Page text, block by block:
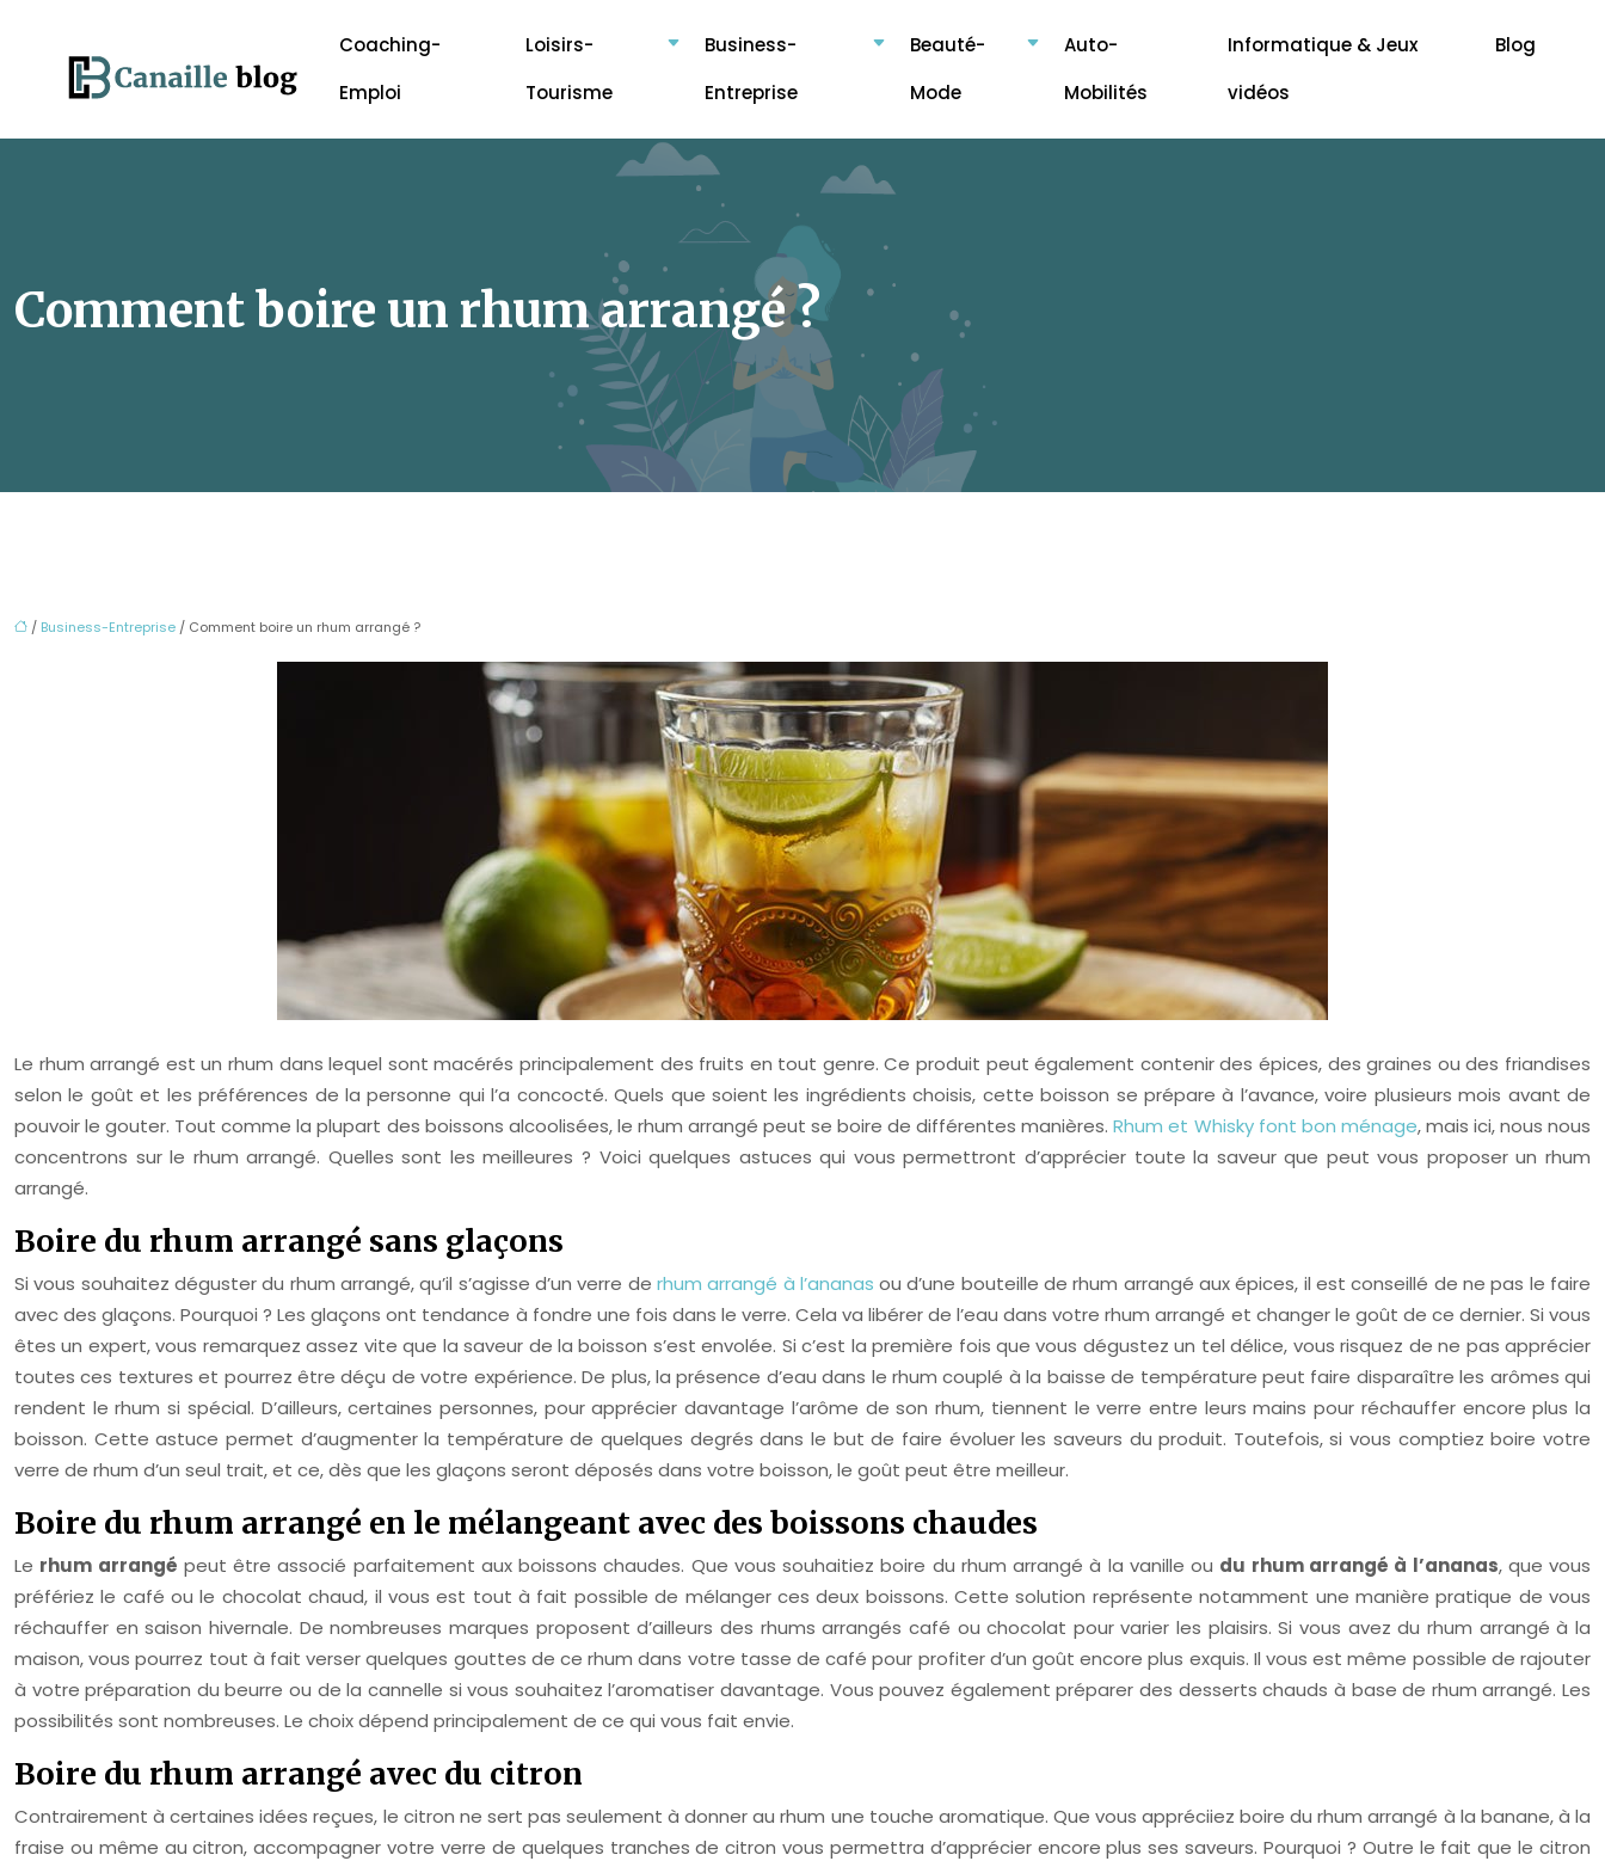
Coaching-
Emploi
Loisirs-
Tourisme
Business-
Entreprise
Beauté-
Mode
Auto-
Mobilités
Informatique & Jeux
vidéos
Blog
Comment boire un rhum arrangé ?
/ Business-Entreprise / Comment boire un rhum arrangé ?
Le rhum arrangé est un rhum dans lequel sont macérés principalement des fruits en tout genre. Ce produit peut également contenir des épices, des graines ou des friandises
selon le goût et les préférences de la personne qui l’a concocté. Quels que soient les ingrédients choisis, cette boisson se prépare à l’avance, voire plusieurs mois avant de
pouvoir le gouter. Tout comme la plupart des boissons alcoolisées, le rhum arrangé peut se boire de différentes manières.Rhum et Whisky font bon ménage, mais ici, nous nous
concentrons sur le rhum arrangé. Quelles sont les meilleures ? Voici quelques astuces qui vous permettront d’apprécier toute la saveur que peut vous proposer un rhum
arrangé.
Boire du rhum arrangé sans glaçons
Si vous souhaitez déguster du rhum arrangé, qu’il s’agisse d’un verre de rhum arrangé à l’ananas ou d’une bouteille de rhum arrangé aux épices, il est conseillé de ne pas le faire
avec des glaçons. Pourquoi ? Les glaçons ont tendance à fondre une fois dans le verre. Cela va libérer de l’eau dans votre rhum arrangé et changer le goût de ce dernier. Si vous
êtes un expert, vous remarquez assez vite que la saveur de la boisson s’est envolée. Si c’est la première fois que vous dégustez un tel délice, vous risquez de ne pas apprécier
toutes ces textures et pourrez être déçu de votre expérience. De plus, la présence d’eau dans le rhum couplé à la baisse de température peut faire disparaître les arômes qui
rendent le rhum si spécial. D’ailleurs, certaines personnes, pour apprécier davantage l’arôme de son rhum, tiennent le verre entre leurs mains pour réchauffer encore plus la
boisson. Cette astuce permet d’augmenter la température de quelques degrés dans le but de faire évoluer les saveurs du produit. Toutefois, si vous comptiez boire votre
verre de rhum d’un seul trait, et ce, dès que les glaçons seront déposés dans votre boisson, le goût peut être meilleur.
Boire du rhum arrangé en le mélangeant avec des boissons chaudes
Le rhum arrangé peut être associé parfaitement aux boissons chaudes. Que vous souhaitiez boire du rhum arrangé à la vanille ou du rhum arrangé à l’ananas, que vous
préfériez le café ou le chocolat chaud, il vous est tout à fait possible de mélanger ces deux boissons. Cette solution représente notamment une manière pratique de vous
réchauffer en saison hivernale. De nombreuses marques proposent d’ailleurs des rhums arrangés café ou chocolat pour varier les plaisirs. Si vous avez du rhum arrangé à la
maison, vous pourrez tout à fait verser quelques gouttes de ce rhum dans votre tasse de café pour profiter d’un goût encore plus exquis. Il vous est même possible de rajouter
à votre préparation du beurre ou de la cannelle si vous souhaitez l’aromatiser davantage. Vous pouvez également préparer des desserts chauds à base de rhum arrangé. Les
possibilités sont nombreuses. Le choix dépend principalement de ce qui vous fait envie.
Boire du rhum arrangé avec du citron
Contrairement à certaines idées reçues, le citron ne sert pas seulement à donner au rhum une touche aromatique. Que vous appréciiez boire du rhum arrangé à la banane, à la
fraise ou même au citron, accompagner votre verre de quelques tranches de citron vous permettra d’apprécier encore plus ses saveurs. Pourquoi ? Outre le fait que le citron